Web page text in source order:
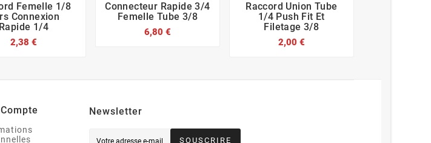
 
Femelle 1/8
Connexion
Rapide 1/4
2,38 €
   
Connecteur Rapide 3/4
Femelle Tube 3/8
6,80 €
 
Raccord Union Tube
1/4 Push Fit Et
Filetage 3/8
2,00 €
Newsletter
SOUSCRIRE